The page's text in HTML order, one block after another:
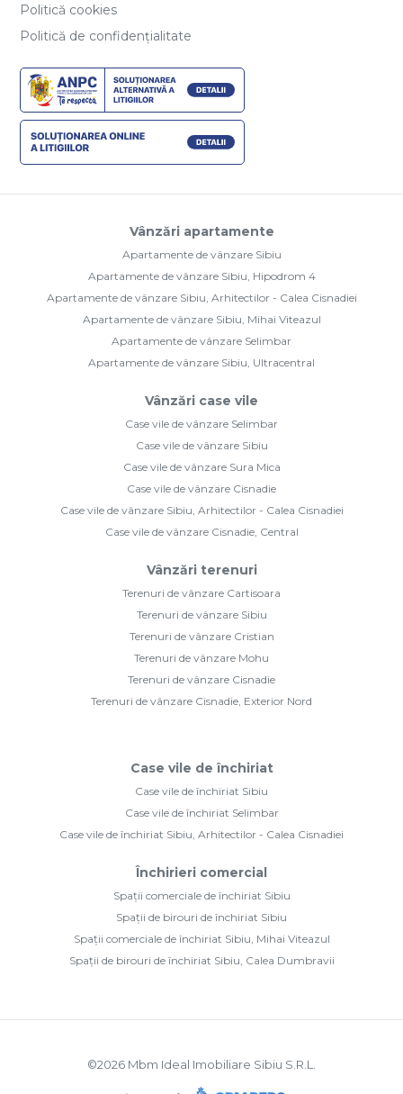
Politică cookies
Politică de confidențialitate
Vânzări apartamente
Apartamente de vânzare Sibiu
Apartamente de vânzare Sibiu, Hipodrom 4
Apartamente de vânzare Sibiu, Arhitectilor - Calea Cisnadiei
Apartamente de vânzare Sibiu, Mihai Viteazul
Apartamente de vânzare Selimbar
Apartamente de vânzare Sibiu, Ultracentral
Vânzări case vile
Case vile de vânzare Selimbar
Case vile de vânzare Sibiu
Case vile de vânzare Sura Mica
Case vile de vânzare Cisnadie
Case vile de vânzare Sibiu, Arhitectilor - Calea Cisnadiei
Case vile de vânzare Cisnadie, Central
Vânzări terenuri
Terenuri de vânzare Cartisoara
Terenuri de vânzare Sibiu
Terenuri de vânzare Cristian
Terenuri de vânzare Mohu
Terenuri de vânzare Cisnadie
Terenuri de vânzare Cisnadie, Exterior Nord
Case vile de închiriat
Case vile de închiriat Sibiu
Case vile de închiriat Selimbar
Case vile de închiriat Sibiu, Arhitectilor - Calea Cisnadiei
Închirieri comercial
Spații comerciale de închiriat Sibiu
Spații de birouri de închiriat Sibiu
Spații comerciale de închiriat Sibiu, Mihai Viteazul
Spații de birouri de închiriat Sibiu, Calea Dumbravii
©2026 Mbm Ideal Imobiliare Sibiu S.R.L.